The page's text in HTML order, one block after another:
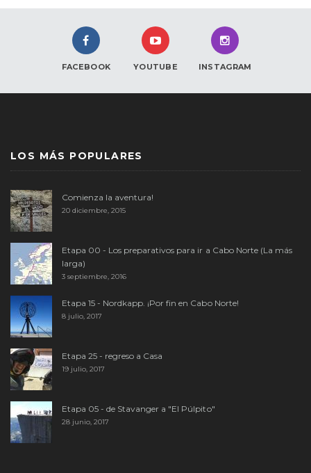
FACEBOOK YOUTUBE INSTAGRAM
LOS MÁS POPULARES
Comienza la aventura!
20 diciembre, 2015
Etapa 00 - Los preparativos para ir a Cabo Norte (La más
larga)
3 septiembre, 2016
Etapa 15 - Nordkapp. ¡Por fin en Cabo Norte!
8 julio, 2017
Etapa 25 - regreso a Casa
19 julio, 2017
Etapa 05 - de Stavanger a "El Púlpito"
28 junio, 2017